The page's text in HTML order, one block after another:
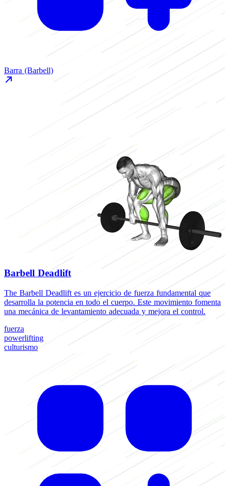
Barra (Barbell)
Barbell Deadlift
The Barbell Deadlift es un ejercicio de fuerza fundamental que
desarrolla la potencia en todo el cuerpo. Este movimiento fomenta
una mecánica de levantamiento adecuada y mejora el control.
fuerza
powerlifting
culturismo